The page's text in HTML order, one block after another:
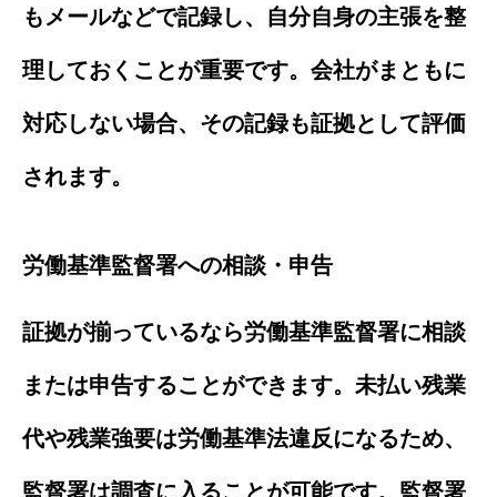
もメールなどで記録し、自分自身の主張を整
理しておくことが重要です。会社がまともに
対応しない場合、その記録も証拠として評価
されます。
労働基準監督署への相談・申告
証拠が揃っているなら労働基準監督署に相談
または申告することができます。未払い残業
代や残業強要は労働基準法違反になるため、
監督署は調査に入ることが可能です。監督署